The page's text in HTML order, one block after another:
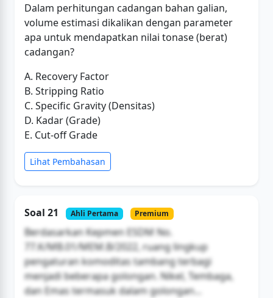
Dalam perhitungan cadangan bahan galian,
volume estimasi dikalikan dengan parameter
apa untuk mendapatkan nilai tonase (berat)
cadangan?
A. Recovery Factor
B. Stripping Ratio
C. Specific Gravity (Densitas)
D. Kadar (Grade)
E. Cut-off Grade
Lihat Pembahasan
Soal 21 Ahli Pertama Premium
Berdasarkan Kepmen ESDM No.
77.K/MB.01/MEM.B/2022, ruang lingkup
pengaturan komoditas tambang terbagi
menjadi beberapa golongan. Nikel, Tembaga,
dan Emas termasuk dalam golongan...